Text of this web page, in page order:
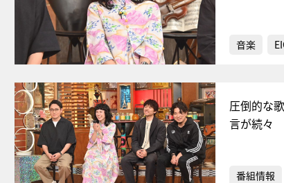
音楽
圧倒的な
言が続々
番組情報